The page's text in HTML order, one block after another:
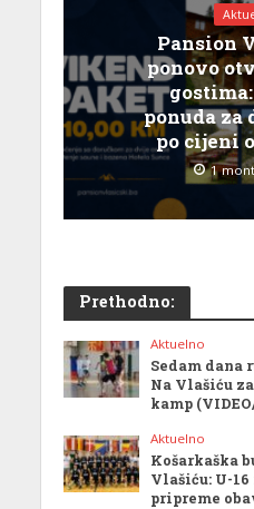
Pansion
ponovo
ponuda za
po cijeni
1
Prethodno:
Aktuelno
Sedam dana
Na Vlašiću
kamp
Aktuelno
Košarkaška
Vlašiću: U-
pripreme